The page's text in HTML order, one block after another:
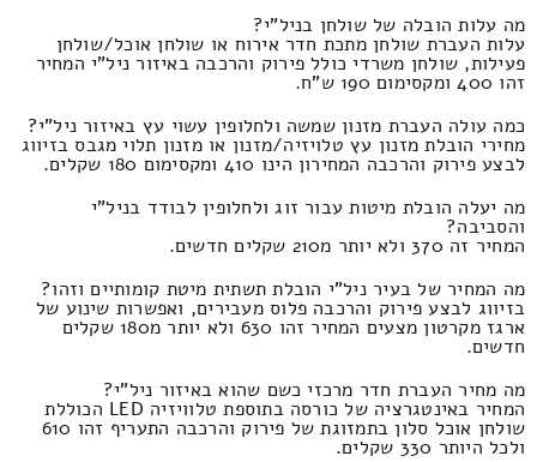
מה עלות הובלה של שולחן בניל"י?
עלות העברת שולחן מתכת חדר אירוח או שולחן אוכל/שולחן
פעילות, שולחן משרדי כולל פירוק והרכבה באיזור ניל"י המחיר
זהו 400 ומקסימום 190 ש"ח.
כמה עולה העברת מזנון שמשה ולחלופין עשוי עץ באיזור ניל"י?
מחירי הובלת מזנון עץ טלויזיה/מזנון או מזנון תלוי מגבס בזיווג
לבצע פירוק והרכבה המחירון הינו 410 ומקסימום 180 שקלים.
מה יעלה הובלת מיטות עבור זוג ולחלופין לבודד בניל"י
והסביבה?
המחיר זה 370 ולא יותר מ210 שקלים חדשים.
מה המחיר של בעיר ניל"י הובלת תשתית מיטת קומותיים וזהו?
בזיווג לבצע פירוק והרכבה פלוס מעבירים, ואפשרות שינוע של
ארגז מקרטון מצעים המחיר זהו 630 ולא יותר מ180 שקלים
חדשים.
מה מחיר העברת חדר מרכזי כשם שהוא באיזור ניל"י?
המחיר באינטגרציה של כורסה בתוספת טלוויזיה LED הכוללת
שולחן אוכל סלון בתמזוגת של פירוק והרכבה התעריף זהו 610
ולכל היותר 330 שקלים.